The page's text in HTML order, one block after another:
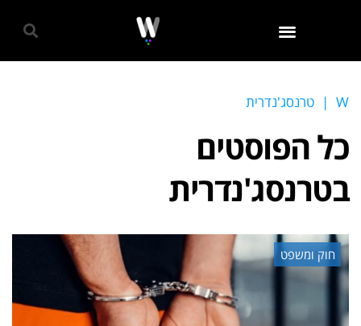
W
| טרנסג'נדרית
כל הפוסטים
בטרנסג'נדרית
חוק ומשפט